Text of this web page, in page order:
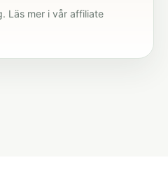
Läs mer i vår affiliate